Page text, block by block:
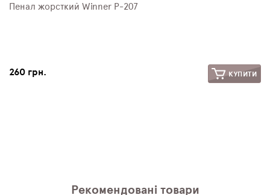
Пенал жорсткий Winner P-207
260 грн. КУПИТИ
Рекомендовані товари